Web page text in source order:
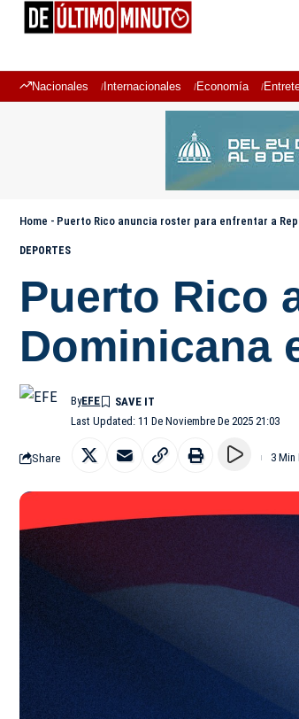
Nacionales Internacionales Economía
Home - Puerto Rico anuncia roster para enfrentar a
DEPORTES
Puerto Rico
Dominicana
Last Updated: 11 De Noviembre De 2025 21:03
ByEFE
Share 3 Min